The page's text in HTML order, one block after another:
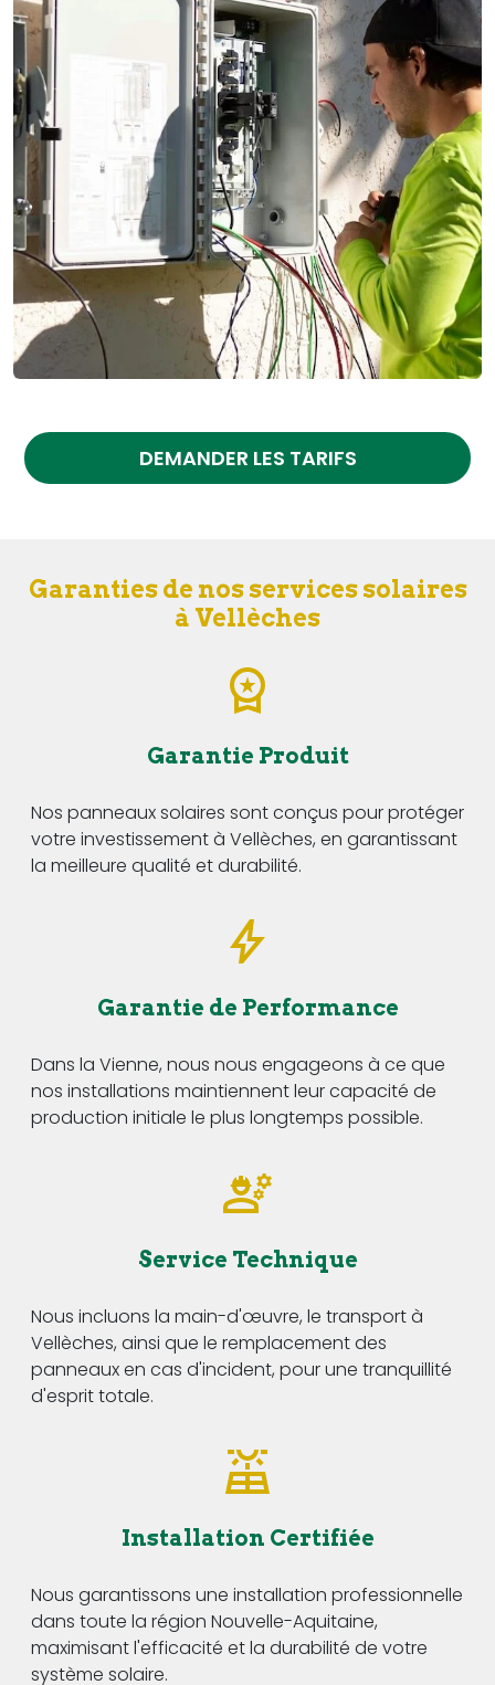
DEMANDER LES TARIFS
Garanties de nos services solaires
à Vellèches
Garantie Produit
Nos panneaux solaires sont conçus pour protéger
votre investissement à Vellèches, en garantissant
la meilleure qualité et durabilité.
Garantie de Performance
Dans la Vienne, nous nous engageons à ce que
nos installations maintiennent leur capacité de
production initiale le plus longtemps possible.
Service Technique
Nous incluons la main-d'œuvre, le transport à
Vellèches, ainsi que le remplacement des
panneaux en cas d'incident, pour une tranquillité
d'esprit totale.
Installation Certifiée
Nous garantissons une installation professionnelle
dans toute la région Nouvelle-Aquitaine,
maximisant l'efficacité et la durabilité de votre
système solaire.